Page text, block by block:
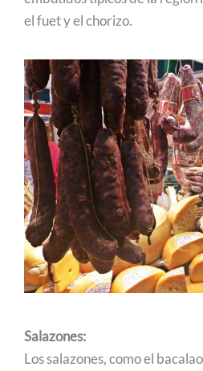
el fuet y el chorizo.
Salazones:
Los salazones, como el